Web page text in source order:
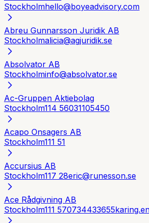
Stockholmhello@boyeadvisory.com
Abreu Gunnarsson Juridik AB
Stockholmalicia@agjuridik.se
Absolvator AB
Stockholminfo@absolvator.se
Ac-Gruppen Aktiebolag
Stockholm114 56031105450
Acapo Onsagers AB
Stockholm111 51
Accursius AB
Stockholm117 28eric@runesson.se
Ace Rådgivning AB
Stockholm111 570734433655